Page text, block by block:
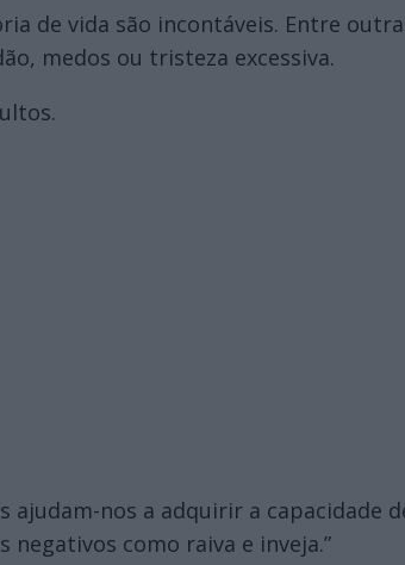
de vida são incontáveis. Entre
medos ou tristeza excessiva.
ajudam-nos a adquirir a capacidade
como raiva e inveja.”